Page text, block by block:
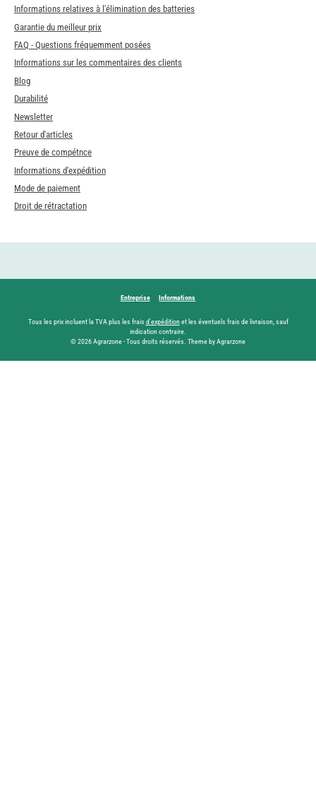
Informations relatives à l'élimination des batteries
Garantie du meilleur prix
FAQ - Questions fréquemment posées
Informations sur les commentaires des clients
Blog
Durabilité
Newsletter
Retour d'articles
Preuve de compétnce
Informations d'expédition
Mode de paiement
Droit de rétractation
Entreprise Informations
Tous les prix incluent la TVA plus les frais d'expéditionet les éventuels frais de livraison, sauf
indication contraire.
© 2026 Agrarzone - Tous droits réservés. Theme by Agrarzone